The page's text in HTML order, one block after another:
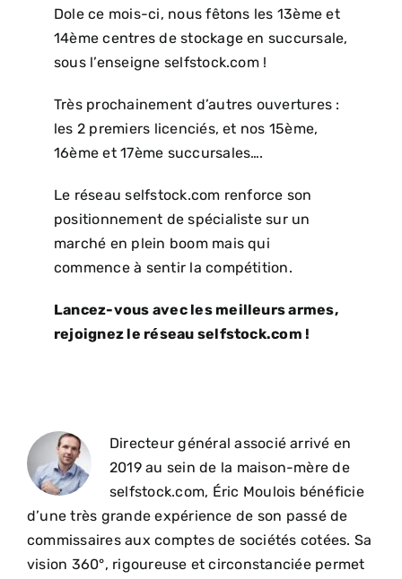
Dole ce mois-ci, nous fêtons les 13ème et
14ème centres de stockage en succursale,
sous l’enseigne selfstock.com !
Très prochainement d’autres ouvertures :
les 2 premiers licenciés, et nos 15ème,
16ème et 17ème succursales….
Le réseau selfstock.com renforce son
positionnement de spécialiste sur un
marché en plein boom mais qui
commence à sentir la compétition.
Lancez-vous avec les meilleurs armes,
rejoignez le réseau selfstock.com !
Directeur général associé arrivé en
2019 au sein de la maison-mère de
selfstock.com, Éric Moulois bénéficie
d’une très grande expérience de son passé de
commissaires aux comptes de sociétés cotées. Sa
vision 360°, rigoureuse et circonstanciée permet